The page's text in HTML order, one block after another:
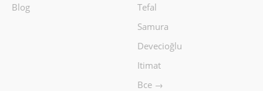
Blog
Tefal
Samura
Devecioğlu
Itimat
Все →